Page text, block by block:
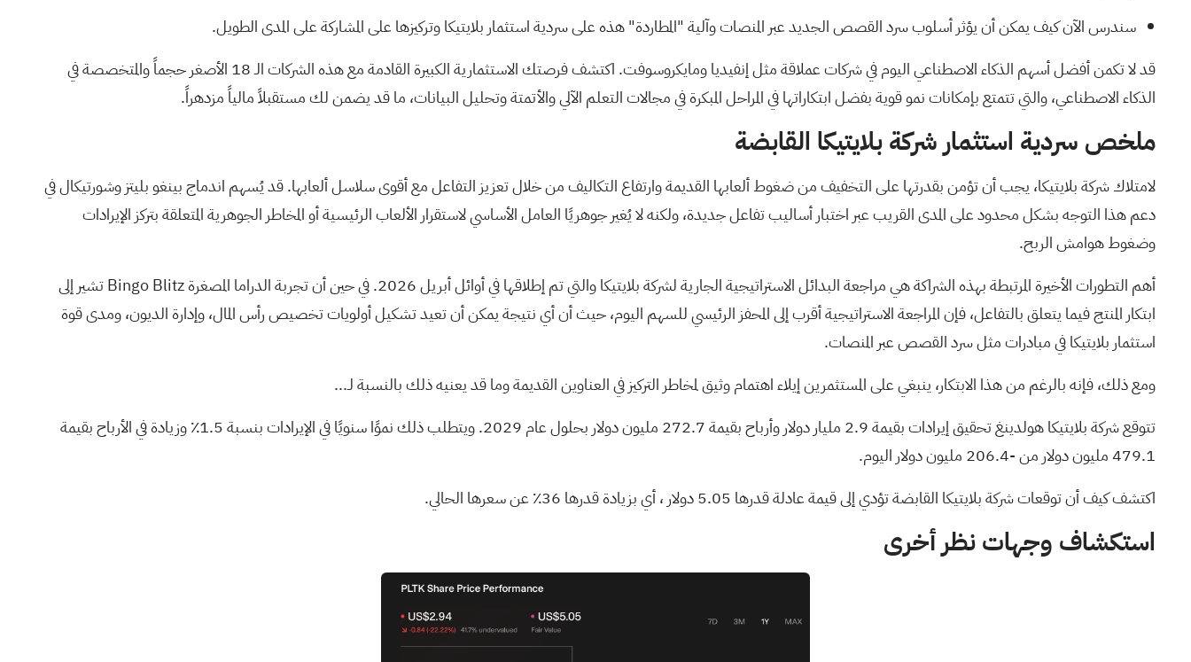
سندرس الآن كيف يمكن أن يؤثر أسلوب سرد القصص الجديد عبر المنصات وآلية "المطاردة" هذه على سردية استثمار بلايتيكا وتركيزها على المشاركة على المدى الطويل.
قد لا تكمن أفضل أسهم الذكاء الاصطناعي اليوم في شركات عملاقة مثل إنفيديا ومايكروسوفت. اكتشف فرصتك الاستثمارية الكبيرة القادمة مع هذه
الشركات الـ 18 الأصغر حجماً والمتخصصة في
الذكاء الاصطناعي، والتي تتمتع بإمكانات نمو قويةبفضل ابتكاراتها في المراحل المبكرة في مجالات التعلم الآلي والأتمتة وتحليل البيانات، ما قد يضمن لك مستقبلاً مالياً مزدهراً.
ملخص سردية استثمار شركة بلايتيكا القابضة
لامتلاك شركة بلايتيكا، يجب أن تؤمن بقدرتها على التخفيف من ضغوط ألعابها القديمة وارتفاع التكاليف من خلال تعزيز التفاعل مع أقوى سلاسل ألعابها. قد يُسهم اندماج بينغو بليتز وشورتيكال في
دعم هذا التوجه بشكل محدود على المدى القريب عبر اختبار أساليب تفاعل جديدة، ولكنه لا يُغير جوهريًا العامل الأساسي لاستقرار الألعاب الرئيسية أو المخاطر الجوهرية المتعلقة بتركز الإيرادات
وضغوط هوامش الربح.
أهم التطورات الأخيرة المرتبطة بهذه الشراكة هي مراجعة البدائل الاستراتيجية الجارية لشركة بلايتيكا والتي تم إطلاقها في أوائل أبريل 2026. في حين أن تجربة الدراما المصغرة Bingo Blitz تشير إلى
ابتكار المنتج فيما يتعلق بالتفاعل، فإن المراجعة الاستراتيجية أقرب إلى المحفز الرئيسي للسهم اليوم، حيث أن أي نتيجة يمكن أن تعيد تشكيل أولويات تخصيص رأس المال، وإدارة الديون، ومدى قوة
استثمار بلايتيكا في مبادرات مثل سرد القصص عبر المنصات.
ومع ذلك، فإنه بالرغم من هذا الابتكار، ينبغي على المستثمرين إيلاء اهتمام وثيق لمخاطر التركيز في العناوين القديمة وما قد يعنيه ذلك بالنسبة لـ...
تتوقع شركة بلايتيكا هولدينغ تحقيق إيرادات بقيمة 2.9 مليار دولار وأرباح بقيمة 272.7 مليون دولار بحلول عام 2029. ويتطلب ذلك نموًا سنويًا في الإيرادات بنسبة 1.5٪ وزيادة في الأرباح بقيمة
479.1 مليون دولار من -206.4 مليون دولار اليوم.
اكتشف كيف أن توقعات شركة بلايتيكا القابضة تؤدي إلى قيمة عادلة قدرها 5.05 دولار
، أي بزيادة قدرها 36٪ عن سعرها الحالي.
استكشاف وجهات نظر أخرى